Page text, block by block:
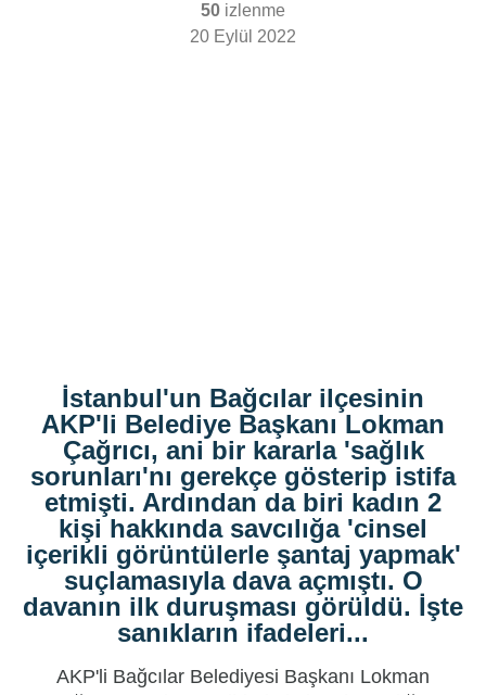
50 izlenme
20 Eylül 2022
İstanbul'un Bağcılar ilçesinin
AKP'li Belediye Başkanı Lokman
Çağrıcı, ani bir kararla 'sağlık
sorunları'nı gerekçe gösterip istifa
etmişti. Ardından da biri kadın 2
kişi hakkında savcılığa 'cinsel
içerikli görüntülerle şantaj yapmak'
suçlamasıyla dava açmıştı. O
davanın ilk duruşması görüldü. İşte
sanıkların ifadeleri...
AKP'li Bağcılar Belediyesi Başkanı Lokman